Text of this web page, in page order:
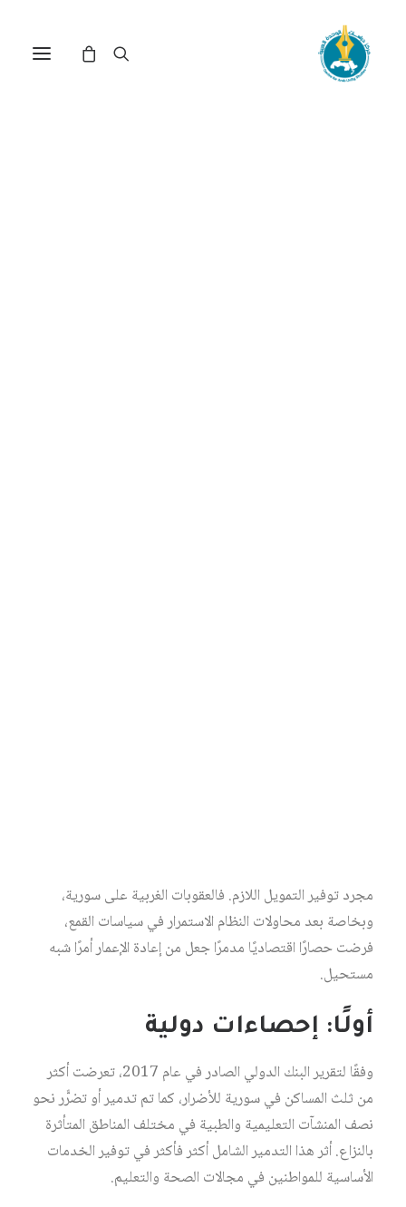
فيمقالات
مجرد توفير التمويل اللازم. فالعقوبات الغربية على سورية،
وبخاصة بعد محاولات النظام الاستمرار في سياسات القمع،
فرضت حصارًا اقتصاديًا مدمرًا جعل من إعادة الإعمار أمرًا شبه
مستحيل.
أولًا: إحصاءات دولية
وفقًا لتقرير البنك الدولي الصادر في عام 2017، تعرضت أكثر
من ثلث المساكن في سورية للأضرار، كما تم تدمير أو تضرًّر نحو
نصف المنشآت التعليمية والطبية في مختلف المناطق المتأثرة
بالنزاع. أثر هذا التدمير الشامل أكثر فأكثر في توفير الخدمات
الأساسية للمواطنين في مجالات الصحة والتعليم.